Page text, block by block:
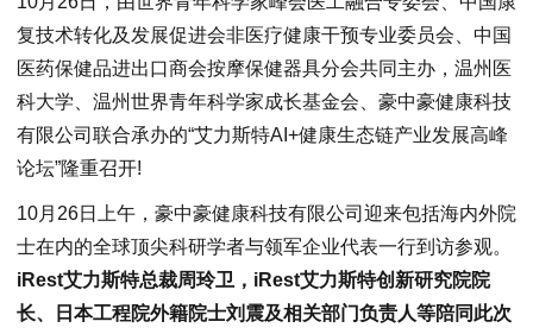
复技术转化及发展促进会非医疗健康干预专业委员会、中国
医药保健品进出口商会按摩保健器具分会共同主办，温州医
科大学、温州世界青年科学家成长基金会、豪中豪健康科技
有限公司联合承办的“艾力斯特AI+健康生态链产业发展高峰
论坛”隆重召开!
10月26日上午，豪中豪健康科技有限公司迎来包括海内外院
士在内的全球顶尖科研学者与领军企业代表一行到访参观。
iRest艾力斯特总裁周玲卫，iRest艾力斯特创新研究院院
长、日本工程院外籍院士刘震及相关部门负责人等陪同此次